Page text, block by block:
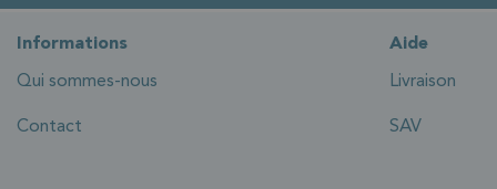
Informations
Qui sommes-nous
Contact
Aide
Livraison
SAV